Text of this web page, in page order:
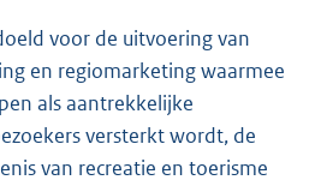
voor de uitvoering van
en regiomarketing waarmee
als aantrekkelijke
versterkt wordt, de
van recreatie en toerisme